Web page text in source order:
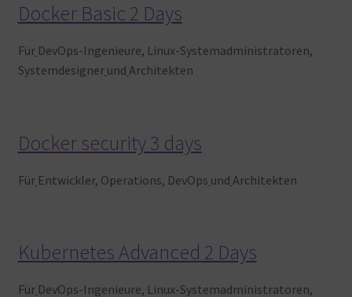
Docker Basic 2 Days
Für DevOps-Ingenieure, Linux-Systemadministratoren,
Systemdesigner und Architekten
Docker security 3 days
Für Entwickler, Operations, DevOps und Architekten
Kubernetes Advanced 2 Days
Für DevOps-Ingenieure, Linux-Systemadministratoren,